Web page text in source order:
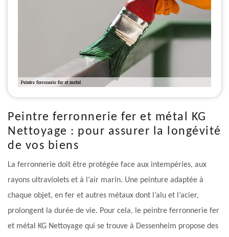
Peintre ferronnerie fer et métal KG
Nettoyage : pour assurer la longévité
de vos biens
La ferronnerie doit être protégée face aux intempéries, aux
rayons ultraviolets et à l’air marin. Une peinture adaptée à
chaque objet, en fer et autres métaux dont l’alu et l’acier,
prolongent la durée de vie. Pour cela, le peintre ferronnerie fer
et métal KG Nettoyage qui se trouve à Dessenheim propose des